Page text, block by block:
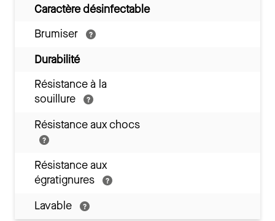
Caractère désinfectable
Brumiser
Durabilité
Résistance à la
souillure
Résistance aux chocs
Résistance aux
égratignures
Lavable